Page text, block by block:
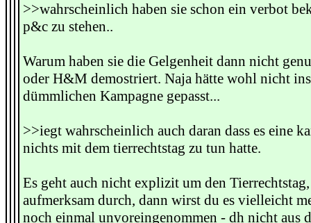
>>wahrscheinlich haben sie schon ein verbot
p&c zu stehen..
Warum haben sie die Gelgenheit dann nicht
oder H&M demostriert. Naja hätte wohl nicht
dümmlichen Kampagne gepasst...
>>iegt wahrscheinlich auch daran dass es eine
nichts mit dem tierrechtstag zu tun hatte.
Es geht auch nicht explizit um den
aufmerksam durch, dann wirst du es vielleicht
noch einmal unvoreingenommen - dh nicht aus